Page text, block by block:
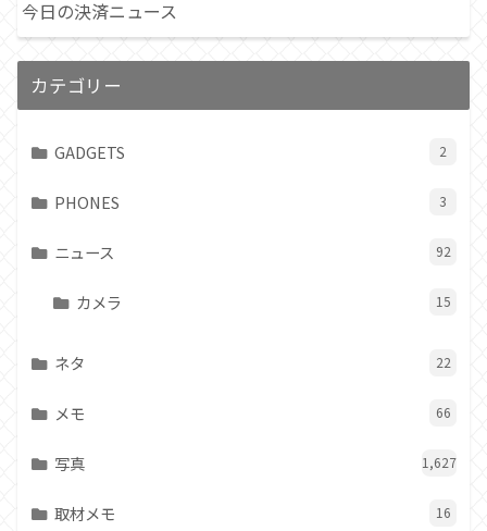
今日の決済ニュース
カテゴリー
GADGETS 2
PHONES 3
ニュース 92
カメラ 15
ネタ 22
メモ 66
写真 1,627
取材メモ 16